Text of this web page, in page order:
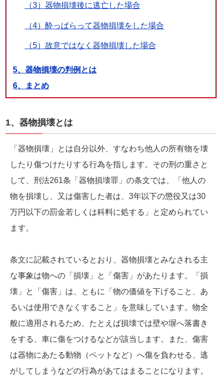
（3）器物損壊後に逃亡した場合
（4）酔っぱらって器物損壊をした場合
（5）故意ではなく器物損壊した場合
5、器物損壊の判例とは
6、まとめ
1、器物損壊とは
「器物損壊」とは自分以外、すなわち他人の所有物を壊
したり傷つけたりする行為を指します。その刑の重さと
して、刑法261条「器物損壊罪」の条文では、「他人の
物を損壊し、又は傷害した者は、3年以下の懲役又は30
万円以下の罰金若しくは科料に処する」と定められてい
ます。
条文に記載されているとおり、器物損壊とみなされる主
な事象は物への「損壊」と「傷害」があたります。「損
壊」と「傷害」は、ともに「物の価値を下げること、あ
るいは使用できなくすること」を意味しています。物全
般に適用されるため、たとえば損壊では壁や塀へ落書き
をする、車に傷をつけるなどが該当します。また、傷害
は器物にあたる動物（ペットなど）へ傷を負わせる、逃
がしてしまうなどの行為があてはまることになります。